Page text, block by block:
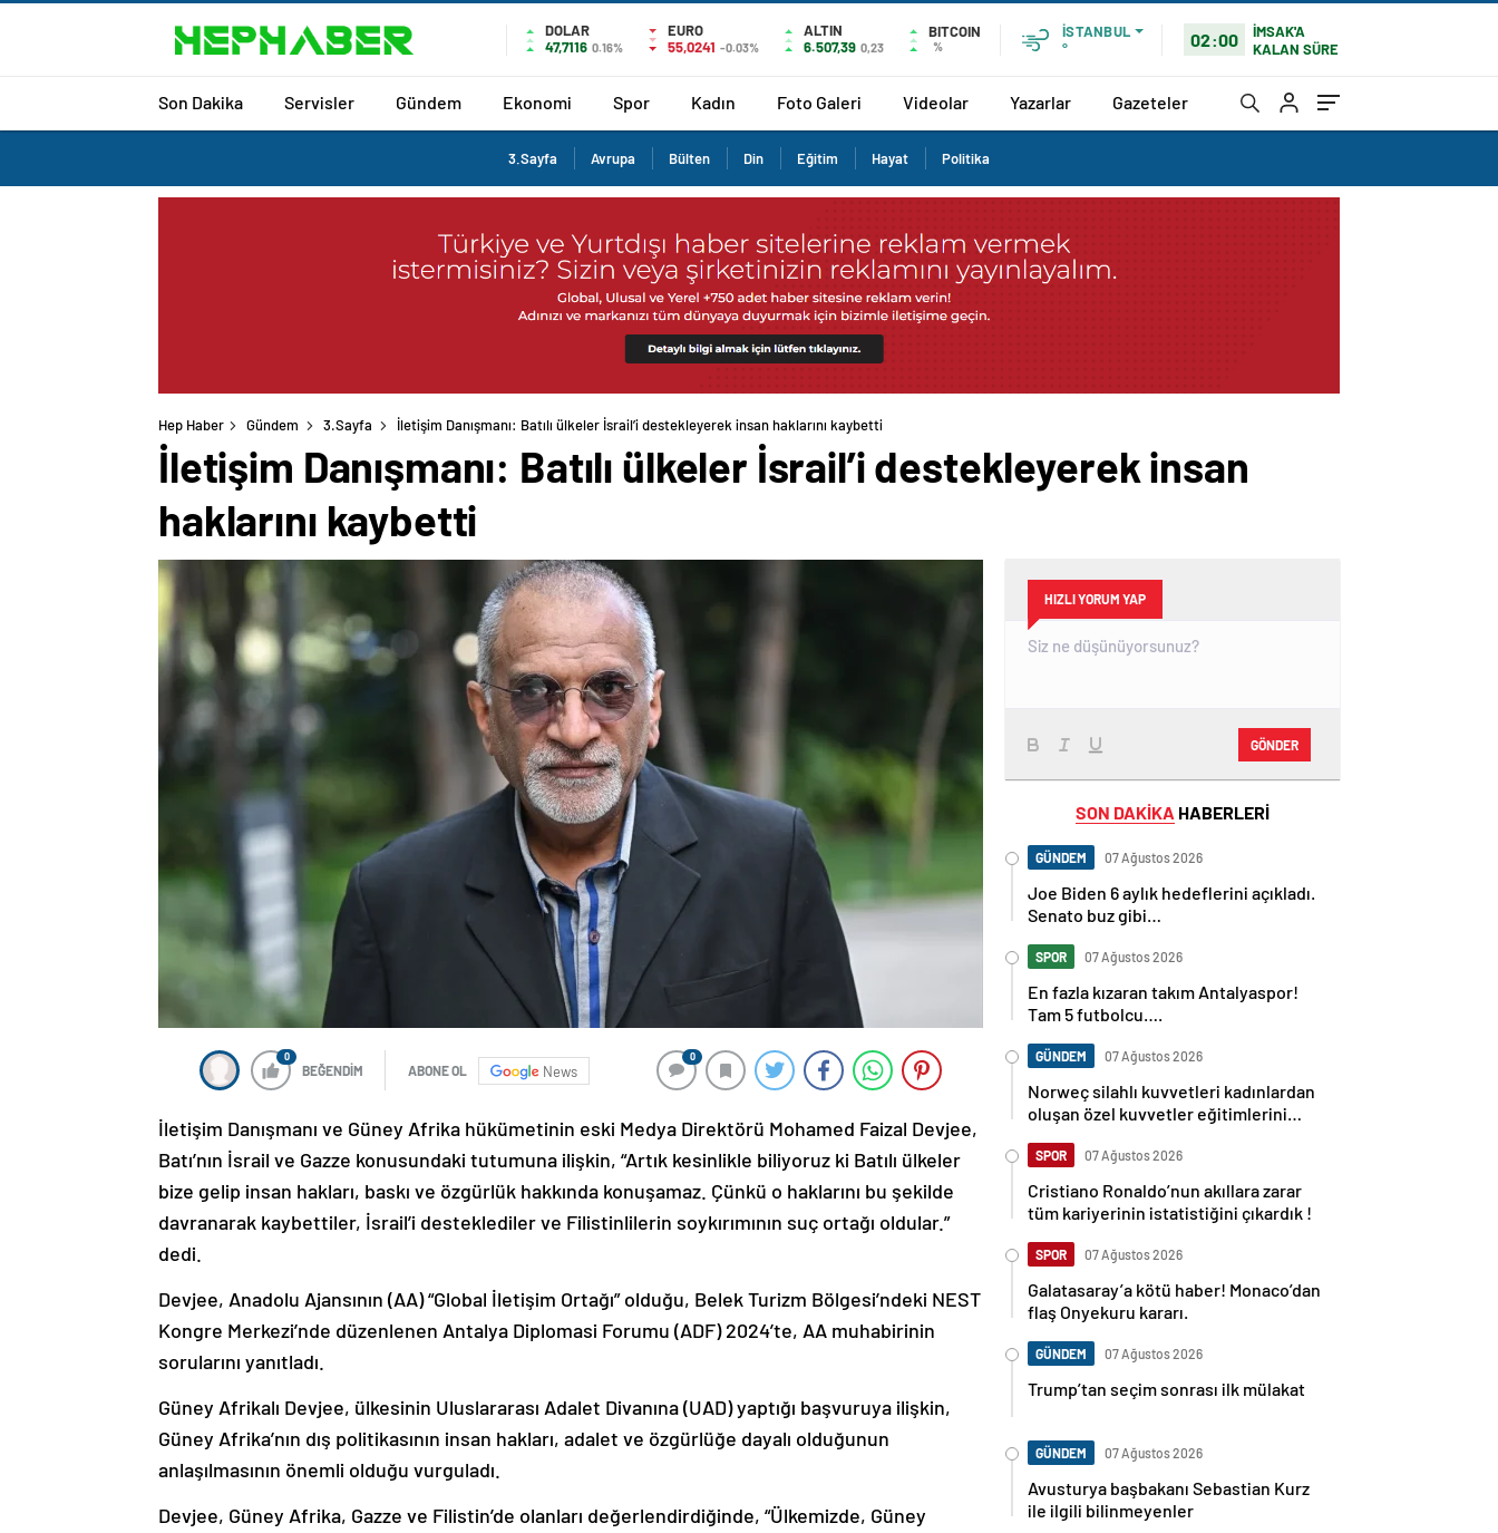
DOLAR
47,7116 0.16%
EURO
55,0241 -0.03%
ALTIN
6.507,39 0,23
BITCOIN
%
İSTANBUL
°
02:00
İMSAK'A
KALAN SÜRE
Son Dakika Servisler Gündem Ekonomi Spor Kadın Foto Galeri Videolar Yazarlar Gazeteler
3.Sayfa Avrupa Bülten Din Eğitim Hayat Politika
Hep Haber Gündem 3.Sayfa İletişim Danışmanı: Batılı ülkeler İsrail’i destekleyerek insan haklarını kaybetti
İletişim Danışmanı: Batılı ülkeler İsrail’i destekleyerek insan
haklarını kaybetti
0
BEĞENDİM ABONE OL News
0
İletişim Danışmanı ve Güney Afrika hükümetinin eski Medya Direktörü Mohamed Faizal Devjee,
Batı’nın İsrail ve Gazze konusundaki tutumuna ilişkin, “Artık kesinlikle biliyoruz ki Batılı ülkeler
bize gelip insan hakları, baskı ve özgürlük hakkında konuşamaz. Çünkü o haklarını bu şekilde
davranarak kaybettiler, İsrail’i desteklediler ve Filistinlilerin soykırımının suç ortağı oldular.”
dedi.
Devjee, Anadolu Ajansının (AA) “Global İletişim Ortağı” olduğu, Belek Turizm Bölgesi’ndeki NEST
Kongre Merkezi’nde düzenlenen Antalya Diplomasi Forumu (ADF) 2024’te, AA muhabirinin
sorularını yanıtladı.
Güney Afrikalı Devjee, ülkesinin Uluslararası Adalet Divanına (UAD) yaptığı başvuruya ilişkin,
Güney Afrika’nın dış politikasının insan hakları, adalet ve özgürlüğe dayalı olduğunun
anlaşılmasının önemli olduğu vurguladı.
Devjee, Güney Afrika, Gazze ve Filistin’de olanları değerlendirdiğinde, “Ülkemizde, Güney
HIZLI YORUM YAP
GÖNDER
SON DAKİKA HABERLERİ
GÜNDEM 07 Ağustos 2026
Joe Biden 6 aylık hedeflerini açıkladı.
Senato buz gibi…
SPOR 07 Ağustos 2026
En fazla kızaran takım Antalyaspor!
Tam 5 futbolcu….
GÜNDEM 07 Ağustos 2026
Norweç silahlı kuvvetleri kadınlardan
oluşan özel kuvvetler eğitimlerini
SPOR 07 Ağustos 2026
Cristiano Ronaldo’nun akıllara zarar
tüm kariyerinin istatistiğini çıkardık !
SPOR 07 Ağustos 2026
Galatasaray’a kötü haber! Monaco’dan
flaş Onyekuru kararı.
GÜNDEM 07 Ağustos 2026
Trump’tan seçim sonrası ilk mülakat
GÜNDEM 07 Ağustos 2026
Avusturya başbakanı Sebastian Kurz
ile ilgili bilinmeyenler